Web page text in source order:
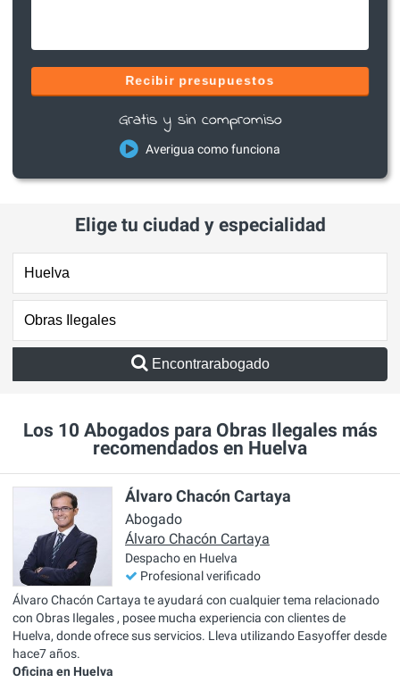
Recibir presupuestos
Gratis y sin compromiso
Averigua como funciona
Elige tu ciudad y especialidad
Encontrarabogado
Los 10 Abogados para Obras Ilegales más
recomendados en Huelva
Álvaro Chacón Cartaya
Abogado
Álvaro Chacón Cartaya
Despacho en Huelva
Profesional verificado
Álvaro Chacón Cartaya te ayudará con cualquier tema relacionado
con Obras Ilegales , posee mucha experiencia con clientes de
Huelva, donde ofrece sus servicios. Lleva utilizando Easyoffer desde
hace7 años.
Oficina en Huelva